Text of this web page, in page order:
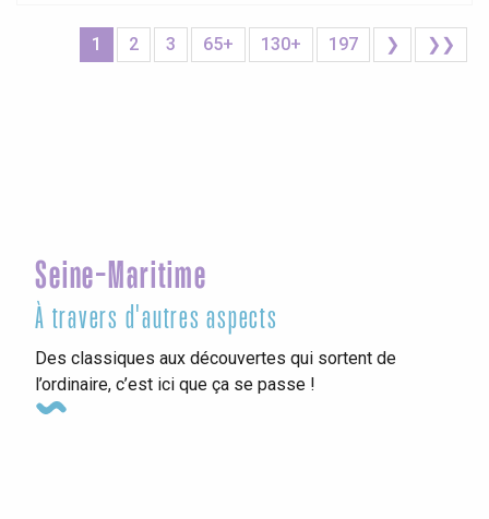
1 2 3 65+ 130+ 197 ❯ ❯❯
Seine-Maritime
À travers d'autres aspects
Des classiques aux découvertes qui sortent de
l’ordinaire, c’est ici que ça se passe !